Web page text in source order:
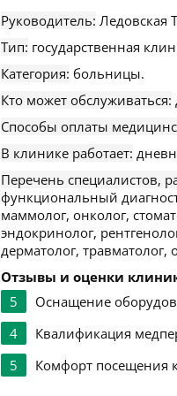
Руководитель: Ледовская
Тип: государственная
Категория: больницы.
Кто может обслуживаться:
Способы оплаты
В клинике работает:
Перечень специалистов,
функциональный
маммолог, онколог,
эндокринолог,
дерматолог, травматолог,
Отзывы и оценки
5
Оснащение
4
Квалификация
5
Комфорт посещения